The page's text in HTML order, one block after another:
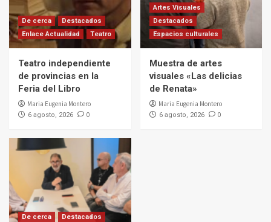
De cerca
Destacados
Enlace Actualidad
Teatro
Teatro independiente
de provincias en la
Feria del Libro
Maria Eugenia Montero
6 agosto, 2026 0
Artes Visuales
Destacados
Espacios culturales
Muestra de artes
visuales «Las delicias
de Renata»
Maria Eugenia Montero
6 agosto, 2026 0
De cerca Destacados